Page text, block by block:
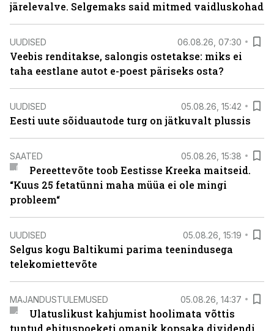
järelevalve. Selgemaks said mitmed vaidluskohad
UUDISED 06.08.26, 07:30
Veebis renditakse, salongis ostetakse: miks ei
taha eestlane autot e-poest päriseks osta?
UUDISED 05.08.26, 15:42
Eesti uute sõiduautode turg on jätkuvalt plussis
SAATED 05.08.26, 15:38
Pereettevõte toob Eestisse Kreeka maitseid.
“Kuus 25 fetatünni maha müüa ei ole mingi
probleem“
UUDISED 05.08.26, 15:19
Selgus kogu Baltikumi parima teenindusega
telekomiettevõte
MAJANDUSTULEMUSED 05.08.26, 14:37
Ulatuslikust kahjumist hoolimata võttis
tuntud ehituspoeketi omanik kopsaka dividendi